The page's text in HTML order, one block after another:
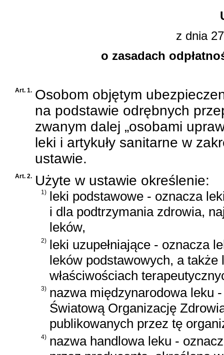
z dnia
o zasadach
Art. 1. Osobom objętym
na podstawie odrębnych
zwanym dalej „osobami
leki i artykuły sanitarne w
ustawie.
Art. 2. Użyte w ustawie określenie:
1) leki podstawowe - oznacza
i dla podtrzymania zdrowia,
leków,
2) leki uzupełniające - oznacza
leków podstawowych, a
właściwościach
3) nazwa międzynarodowa leku
Światową Organizację
publikowanych przez tę
4) nazwa handlowa leku -